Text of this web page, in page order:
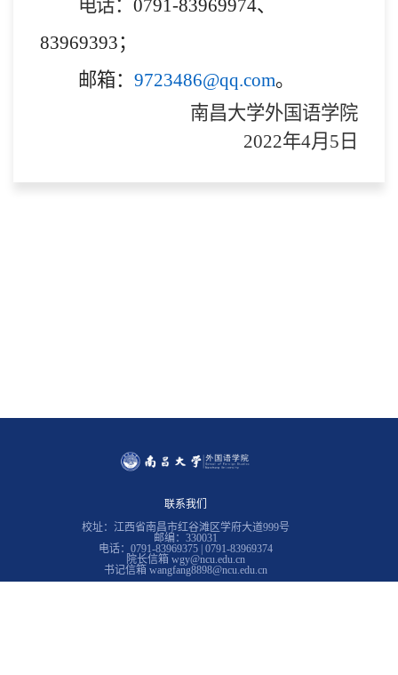
电话： 0791-83969974、
83969393；
邮箱： 9723486@qq.com。
南昌大学外国语学院
2022年4月 5 日
联系我们
校址：江西省南昌市红谷滩区学府大道999号
邮编：330031
电话：0791-83969375 | 0791-83969374
院长信箱 wgy@ncu.edu.cn
书记信箱 wangfang8898@ncu.edu.cn